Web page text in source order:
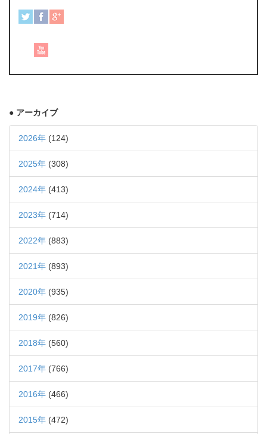
● アーカイブ
2026年 (124)
2025年 (308)
2024年 (413)
2023年 (714)
2022年 (883)
2021年 (893)
2020年 (935)
2019年 (826)
2018年 (560)
2017年 (766)
2016年 (466)
2015年 (472)